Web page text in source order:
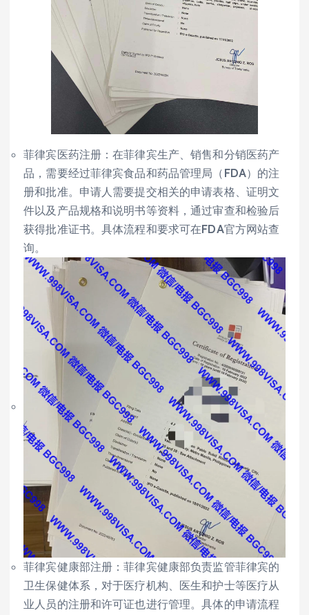
菲律宾医药注册：在菲律宾生产、销售和分销医药产
品，需要经过菲律宾食品和药品管理局（FDA）的注
册和批准。申请人需要提交相关的申请表格、证明文
件以及产品规格和说明书等资料，通过审查和检验后
获得批准证书。具体流程和要求可在FDA官方网站查
询。
菲律宾健康部注册：菲律宾健康部负责监管菲律宾的
卫生保健体系，对于医疗机构、医生和护士等医疗从
业人员的注册和许可证也进行管理。具体的申请流程